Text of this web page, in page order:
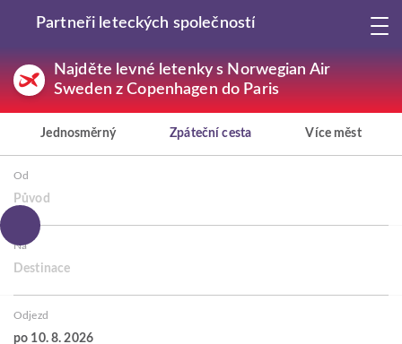
Partneři leteckých společností
Najděte levné letenky s Norwegian Air
Sweden z Copenhagen do Paris
Jednosměrný Zpáteční cesta Více měst
Od
Původ
Na
Destinace
Odjezd
po 10. 8. 2026